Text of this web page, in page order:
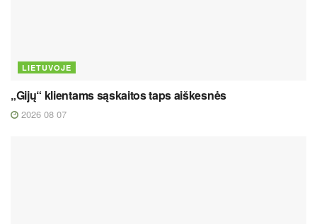
LIETUVOJE
„Gijų“ klientams sąskaitos taps aiškesnės
2026 08 07